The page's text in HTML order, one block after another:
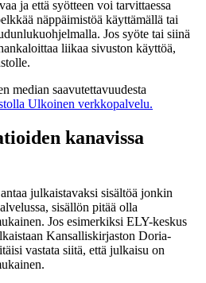
ja että syötteen voi tarvittaessa
näppäimistöä käyttämällä tai
Jos syöte tai siinä
liikaa sivuston käyttöä,
median saavutettavuudesta
Ulkoinen verkkopalvelu.
kanavissa
julkaistavaksi sisältöä jonkin
sisällön pitää olla
Jos esimerkiksi ELY-keskus
Kansalliskirjaston Doria-
vastata siitä, että julkaisu on